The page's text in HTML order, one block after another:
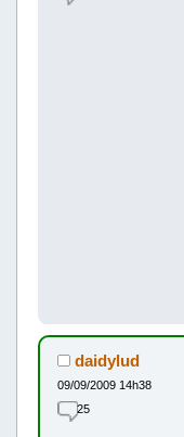
daidylud
09/09/2009 14h38
25